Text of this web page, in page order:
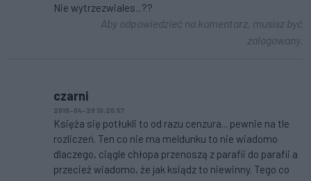
Nie wytrzezwiales...??
Aby odpowiedzieć na komentarz, musisz być
zalogowany.
czarni
2019-04-29 10:20:57
Księża się potłukli to od razu cenzura... pewnie na tle
rozliczeń. Ten co nie ma meldunku to nie wiadomo
dlaczego, ciągle chłopa przenoszą z parafii do parafii a
przecież wiadomo, że jak ksiądz to niewinny. Tego co